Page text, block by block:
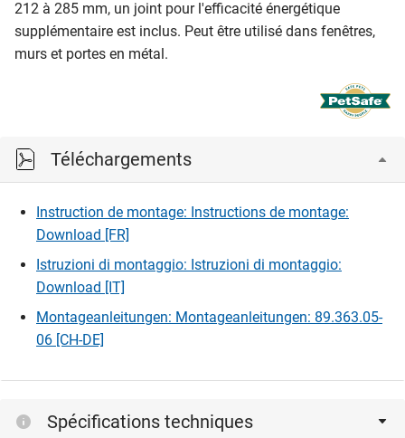
212 à 285 mm, un joint pour l'efficacité énergétique
supplémentaire est inclus. Peut être utilisé dans fenêtres,
murs et portes en métal.
Téléchargements
Instruction de montage: Instructions de montage:
Download [FR]
Istruzioni di montaggio: Istruzioni di montaggio:
Download [IT]
Montageanleitungen: Montageanleitungen: 89.363.05-
06 [CH-DE]
Spécifications techniques